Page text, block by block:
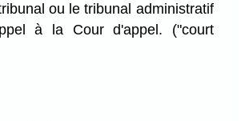
ou le tribunal administratif
à la Cour d'appel. ("court